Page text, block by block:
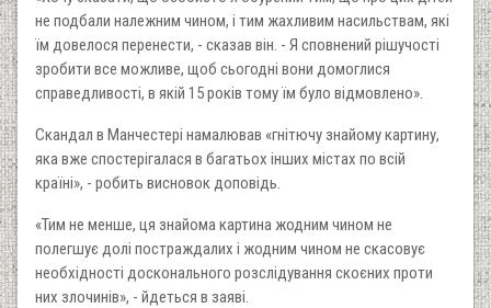
не подбали належним чином, і тим жахливим насильствам, які
їм довелося перенести, - сказав він. - Я сповнений рішучості
зробити все можливе, щоб сьогодні вони домоглися
справедливості, в якій 15 років тому їм було відмовлено».
Скандал в Манчестері намалював «гнітючу знайому картину,
яка вже спостерігалася в багатьох інших містах по всій
країні», - робить висновок доповідь.
«Тим не менше, ця знайома картина жодним чином не
полегшує долі постраждалих і жодним чином не скасовує
необхідності досконального розслідування скоєних проти
них злочинів», - йдеться в заяві.